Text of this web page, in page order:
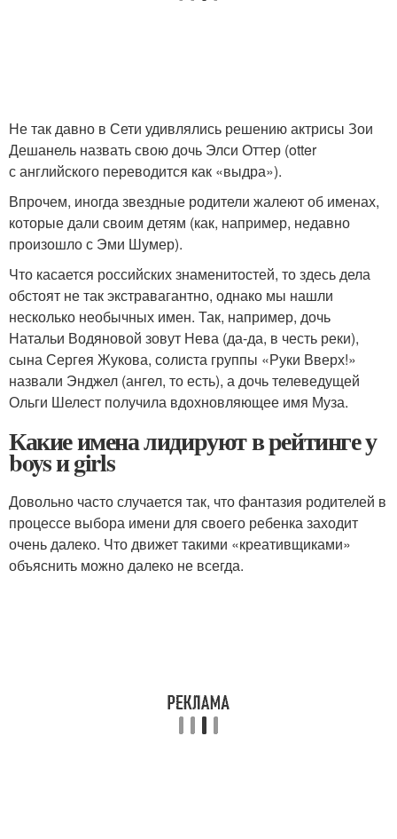
Не так давно в Сети удивлялись решению актрисы Зои
Дешанель назвать свою дочь Элси Оттер (otter
с английского переводится как «выдра»).
Впрочем, иногда звездные родители жалеют об именах,
которые дали своим детям (как, например, недавно
произошло с Эми Шумер).
Что касается российских знаменитостей, то здесь дела
обстоят не так экстравагантно, однако мы нашли
несколько необычных имен. Так, например, дочь
Натальи Водяновой зовут Нева (да-да, в честь реки),
сына Сергея Жукова, солиста группы «Руки Вверх!»
назвали Энджел (ангел, то есть), а дочь телеведущей
Ольги Шелест получила вдохновляющее имя Муза.
Какие имена лидируют в рейтинге у
boys и girls
Довольно часто случается так, что фантазия родителей в
процессе выбора имени для своего ребенка заходит
очень далеко. Что движет такими «креативщиками»
объяснить можно далеко не всегда.